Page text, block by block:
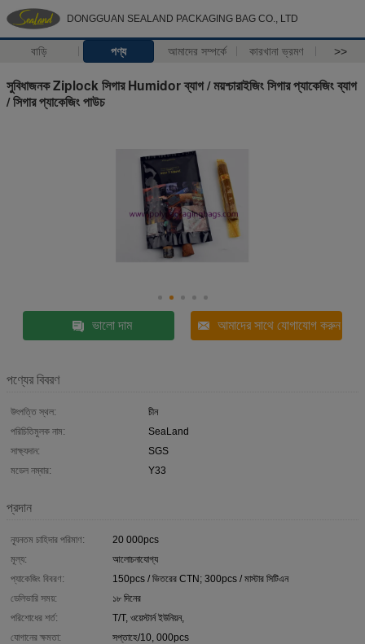
DONGGUAN SEALAND PACKAGING BAG CO., LTD
বাড়ি পণ্য আমাদের সম্পর্কে কারখানা ভ্রমণ >>
সুবিধাজনক Ziplock সিগার Humidor ব্যাগ / ময়শ্চারাইজিং সিগার প্যাকেজিং ব্যাগ
/ সিগার প্যাকেজিং পাউচ
ভালো দাম আমাদের সাথে যোগাযোগ করুন
পণ্যের বিবরণ
উৎপত্তি স্থল:
চীন
পরিচিতিমুলক নাম:
SeaLand
সাক্ষ্যদান:
SGS
মডেল নম্বার:
Y33
প্রদান
ন্যূনতম চাহিদার পরিমাণ:
20 000pcs
মূল্য:
আলোচনাযোগ্য
প্যাকেজিং বিবরণ:
150pcs / ভিতরের CTN; 300pcs / মাস্টার সিটিএন
ডেলিভারি সময়:
১৮ দিনের
পরিশোধের শর্ত:
T/T, ওয়েস্টার্ন ইউনিয়ন,
যোগানের ক্ষমতা:
সপ্তাহে/10, 000pcs